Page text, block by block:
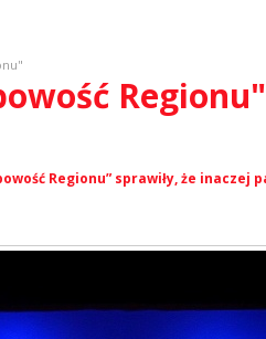
Regionu"
Regionu” sprawiły, że inaczej